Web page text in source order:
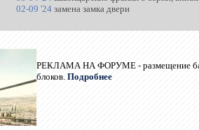
02-09 '24 замена замка двери
РЕКЛАМА НА ФОРУМЕ - размещение
блоков.Подробнее